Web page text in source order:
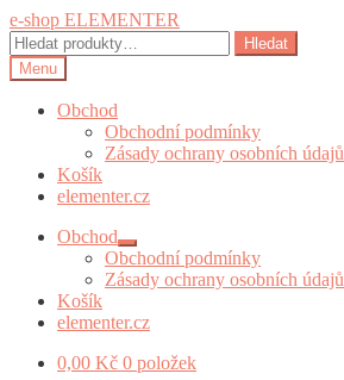
Přeskočit
na
navigaci
Přejít
k
obsahu
webu
e-shop ELEMENTER
Hledat:
Hledat
Menu
Obchod
Obchodní podmínky
Zásady ochrany osobních údajů
Košík
elementer.cz
Obchod
Expand
child
menu
Obchodní podmínky
Zásady ochrany osobních údajů
Košík
elementer.cz
0,00 Kč 0 položek